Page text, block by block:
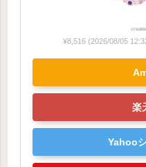
¥8,516 (2026/08/05
楽
Yahoo